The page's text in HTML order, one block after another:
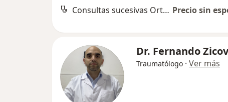
Consultas sucesivas Ortopedia y Traumatología Precio sin
Dr. Fernando
Traumatólogo · Ver más